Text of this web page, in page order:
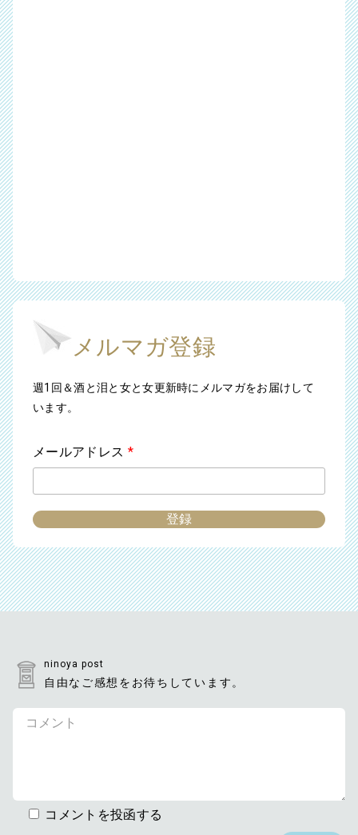
メルマガ登録
週1回＆酒と泪と女と女更新時にメルマガをお届けして
います。
メールアドレス *
ninoya post
自由なご感想をお待ちしています。
コメントを投函する